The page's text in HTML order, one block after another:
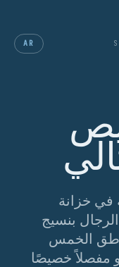
AR
في خزانة
بنسيج
الخمس
مفصلاً خصيصًا